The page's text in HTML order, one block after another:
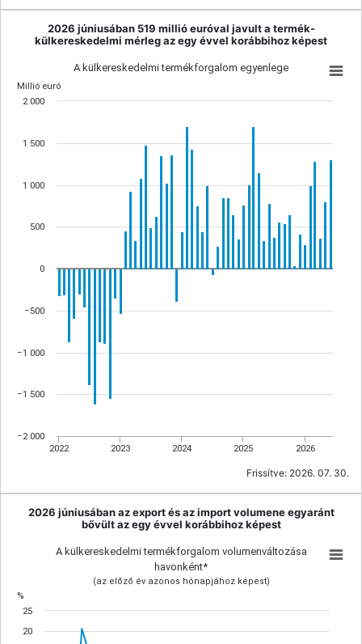
2026 júniusában 519 millió euróval javult a termék-
külkereskedelmi mérleg az egy évvel korábbihoz képest
Millió euró
A külkereskedelmi termékforgalom egyenlege
2022 2023 2024 2025 2026
−2 000
−1 500
−1 000
−500
0
500
1 000
1 500
2 000
Frissítve: 2026. 07. 30.
2026 júniusában az export és az import volumene egyaránt
bővült az egy évvel korábbihoz képest
%
A külkereskedelmi termékforgalom volumenváltozása
havonként*
(az előző év azonos hónapjához képest)
20
25